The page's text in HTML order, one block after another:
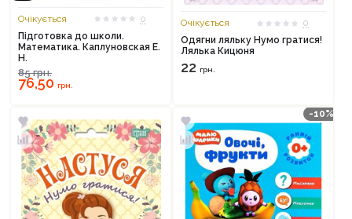
Очікується
0
Підготовка до школи.
Математика. Каплуновская Е.
Н.
85грн.
76,50 грн.
Очікується
0
Одягни ляльку Нумо гратися!
Лялька Кицюня
22 грн.
-10%